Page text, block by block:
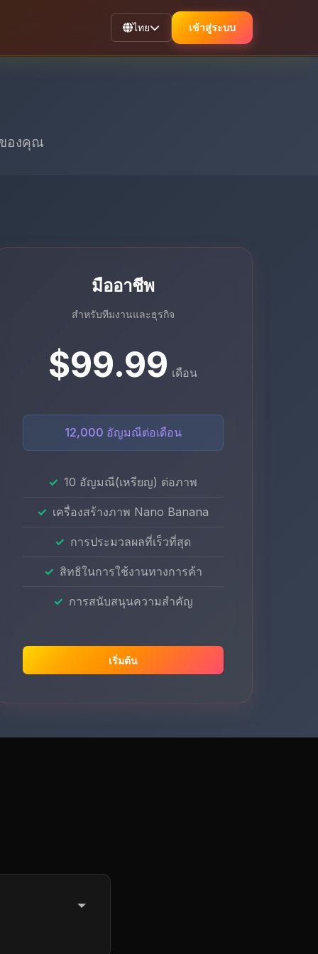
ไทย เข้าสู่ระบบ
องคุณ
มืออาชีพ
สำหรับทีมงานและธุรกิจ
$99.99 เดือน
12,000 อัญมณีต่อเดือน
10 อัญมณี(เหรียญ) ต่อภาพ
เครื่องสร้างภาพ Nano Banana
การประมวลผลที่เร็วที่สุด
สิทธิในการใช้งานทางการค้า
การสนับสนุนความสำคัญ
เริ่มต้น